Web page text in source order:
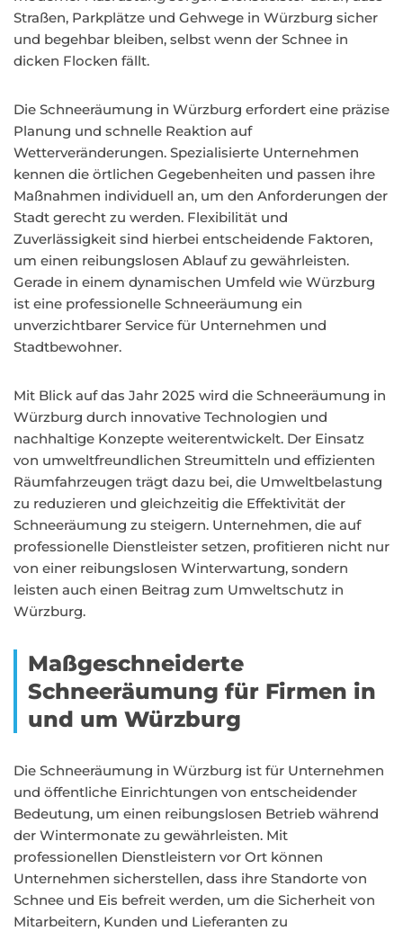
Straßen, Parkplätze und Gehwege in Würzburg sicher
und begehbar bleiben, selbst wenn der Schnee in
dicken Flocken fällt.
Die Schneeräumung in Würzburg erfordert eine präzise
Planung und schnelle Reaktion auf
Wetterveränderungen. Spezialisierte Unternehmen
kennen die örtlichen Gegebenheiten und passen ihre
Maßnahmen individuell an, um den Anforderungen der
Stadt gerecht zu werden. Flexibilität und
Zuverlässigkeit sind hierbei entscheidende Faktoren,
um einen reibungslosen Ablauf zu gewährleisten.
Gerade in einem dynamischen Umfeld wie Würzburg
ist eine professionelle Schneeräumung ein
unverzichtbarer Service für Unternehmen und
Stadtbewohner.
Mit Blick auf das Jahr 2025 wird die Schneeräumung in
Würzburg durch innovative Technologien und
nachhaltige Konzepte weiterentwickelt. Der Einsatz
von umweltfreundlichen Streumitteln und effizienten
Räumfahrzeugen trägt dazu bei, die Umweltbelastung
zu reduzieren und gleichzeitig die Effektivität der
Schneeräumung zu steigern. Unternehmen, die auf
professionelle Dienstleister setzen, profitieren nicht nur
von einer reibungslosen Winterwartung, sondern
leisten auch einen Beitrag zum Umweltschutz in
Würzburg.
Maßgeschneiderte
Schneeräumung für Firmen in
und um Würzburg
Die Schneeräumung in Würzburg ist für Unternehmen
und öffentliche Einrichtungen von entscheidender
Bedeutung, um einen reibungslosen Betrieb während
der Wintermonate zu gewährleisten. Mit
professionellen Dienstleistern vor Ort können
Unternehmen sicherstellen, dass ihre Standorte von
Schnee und Eis befreit werden, um die Sicherheit von
Mitarbeitern, Kunden und Lieferanten zu